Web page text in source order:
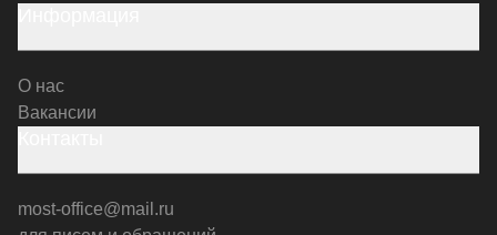
О нас
Вакансии
most-office@mail.ru